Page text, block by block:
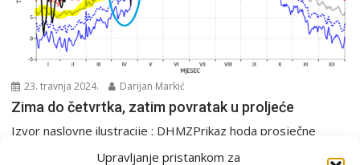
Upravljanje pristankom za
23. travnja 2024. Darijan Markić
Zima do četvrtka, zatim povratak u proljeće
Izvor naslovne ilustracije : DHMZPrikaz hoda prosječne
dnevne temperature za Rijeku. Vidljivo je da smo se...